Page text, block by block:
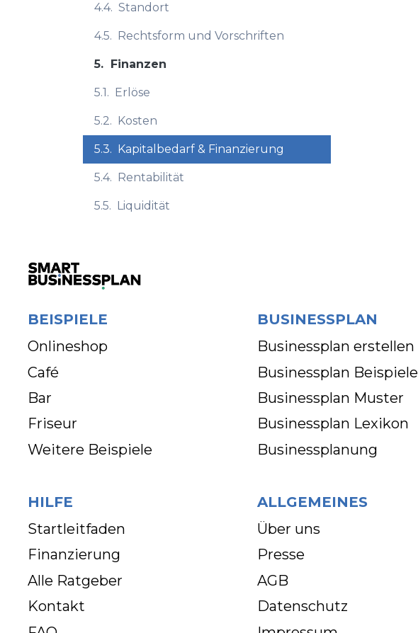
4.4. Standort
4.5. Rechtsform und Vorschriften
5. Finanzen
5.1. Erlöse
5.2. Kosten
5.3. Kapitalbedarf & Finanzierung
5.4. Rentabilität
5.5. Liquidität
BEISPIELE
Onlineshop
Café
Bar
Friseur
Weitere Beispiele
BUSINESSPLAN
Businessplan erstellen
Businessplan Beispiele
Businessplan Muster
Businessplan Lexikon
Businessplanung
HILFE
Startleitfaden
Finanzierung
Alle Ratgeber
Kontakt
ALLGEMEINES
Über uns
Presse
AGB
Datenschutz